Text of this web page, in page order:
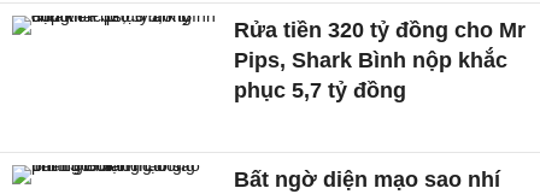
Rửa tiền 320 tỷ đồng cho Mr
Pips, Shark Bình nộp khắc
phục 5,7 tỷ đồng
Bất ngờ diện mạo sao nhí